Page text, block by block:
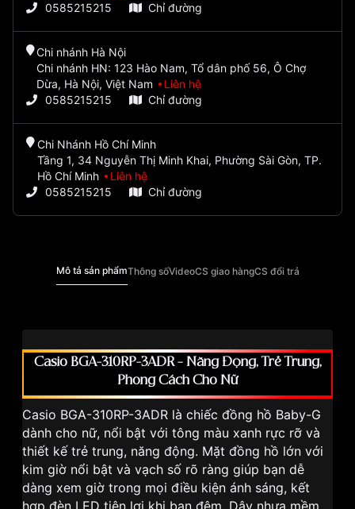
0585215215
Chỉ đường
Chi nhánh Hà Nội
Chi nhánh HN: 123 Hào Nam, Tổ dân phố 56, Ô Chợ
Dừa, Hà Nội, Việt Nam
Liên hệ
0585215215
Chỉ đường
Chi Nhánh Hồ Chí Minh
Tầng 1, 34 Nguyễn Thị Minh Khai, Phường Sài Gòn, TP.
Hồ Chí Minh
Liên hệ
0585215215
Chỉ đường
Mô tả sản phẩmThông sốVideoCS giao hàngCS đổi trả
Casio BGA-310RP-3ADR – Năng Động, Trẻ Trung,
Phong Cách Cho Nữ
Casio BGA-310RP-3ADR là chiếc đồng hồ Baby-G
dành cho nữ, nổi bật với tông màu xanh rực rỡ và
thiết kế trẻ trung, năng động. Mặt đồng hồ lớn với
kim giờ nổi bật và vạch số rõ ràng giúp bạn dễ
dàng xem giờ trong mọi điều kiện ánh sáng, kết